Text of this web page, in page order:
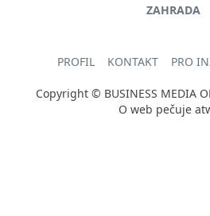
ZAHRADA
PROFIL KONTAKT PRO
Copyright © BUSINESS MEDIA